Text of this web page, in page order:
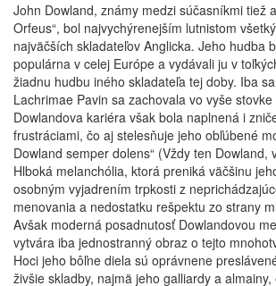
John Dowland, známy medzi súčasníkmi tiež
Orfeus“, bol najvychýrenejším lutnistom
najväčších skladateľov Anglicka. Jeho hudba
populárna v celej Európe a vydávali ju v
žiadnu hudbu iného skladateľa tej doby. Iba
Lachrimae Pavin sa zachovala vo vyše
Dowlandova kariéra však bola naplnená i
frustráciami, čo aj stelesňuje jeho obľúbené
Dowland semper dolens“ (Vždy ten Dowland,
Hlboká melanchólia, ktorá preniká väčšinu
osobným vyjadrením trpkosti z
menovania a nedostatku rešpektu zo strany
Avšak moderná posadnutosť Dowlandovou
vytvára iba jednostranný obraz o tejto
Hoci jeho bôľne diela sú oprávnene
živšie skladby, najmä jeho galliardy a